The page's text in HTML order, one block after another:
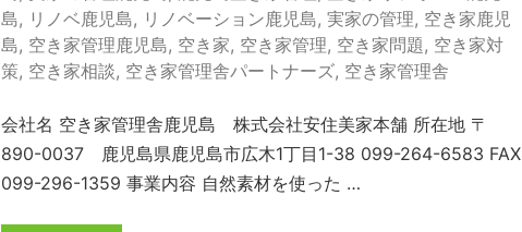
島, リノベ鹿児島, リノベーション鹿児島, 実家の管理, 空き家鹿児
島, 空き家管理鹿児島, 空き家, 空き家管理, 空き家問題, 空き家対
策, 空き家相談, 空き家管理舎パートナーズ, 空き家管理舎
会社名 空き家管理舎鹿児島 株式会社安住美家本舗 所在地 〒
890-0037 鹿児島県鹿児島市広木1丁目1-38 099-264-6583 FAX
099-296-1359 事業内容 自然素材を使った …